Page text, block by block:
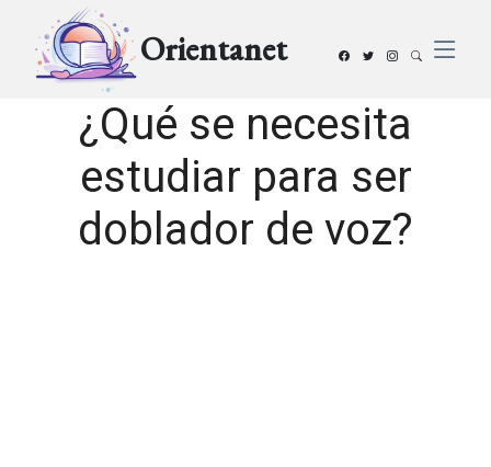
Orientanet
¿Qué se necesita
estudiar para ser
doblador de voz?